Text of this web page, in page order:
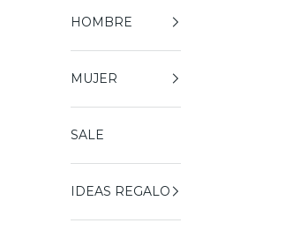
HOMBRE
MUJER
SALE
IDEAS REGALO